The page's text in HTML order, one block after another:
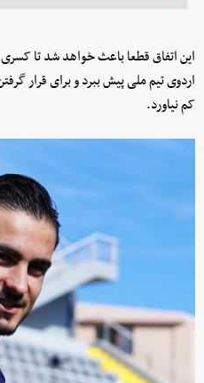
این اتفاق قطعا باعث خواهد شد تا
اردوی تیم ملی پیش ببرد و برای قرار
کم نیاورد.